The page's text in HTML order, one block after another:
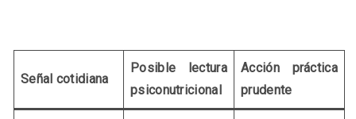
Señal cotidiana
Posible lectura
psiconutricional
Acción práctica
prudente